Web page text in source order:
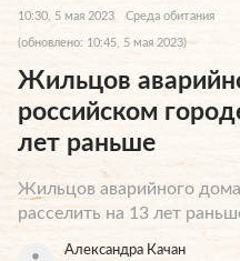
10:30, 5 мая 2023 Среда обитания
(обновлено: 10:45, 5 мая 2023)
Жильцов
российском
лет раньше
Жильцов аварийного
расселить на 13 лет
Александра Качан